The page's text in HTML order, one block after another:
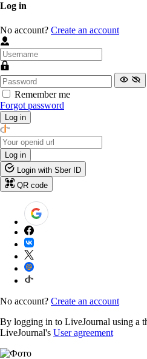
Log in
No account? Create an account
Remember me
Forgot password
Log in
Log in
Login with Sber ID
QR code
No account? Create an account
By logging in to LiveJournal using a
LiveJournal's User agreement